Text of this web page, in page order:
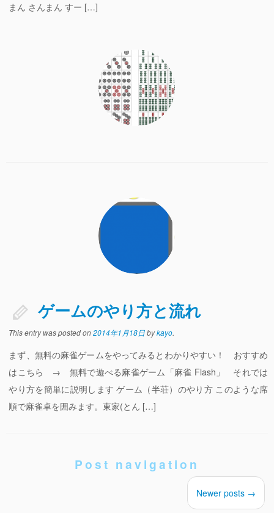
雀荘
麻雀LINEスタンプ
ブログ
まん さんまん すー […]
ゲームのやり方と流れ
This entry was posted on2014年1月18日bykayo.
まず、無料の麻雀ゲームをやってみるとわかりやすい！ おすすめ
はこちら → 無料で遊べる麻雀ゲーム「麻雀 Flash」 それでは
やり方を簡単に説明します ゲーム（半荘）のやり方 このような席
順で麻雀卓を囲みます。東家(とん […]
Post navigation
Newer posts →